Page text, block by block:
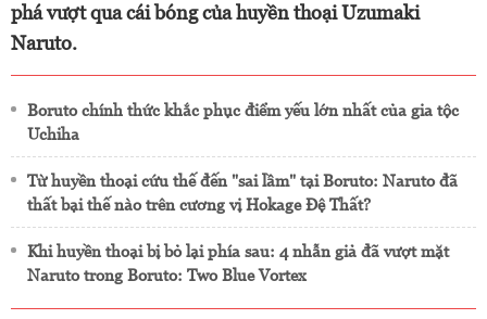
phá vượt qua cái bóng của huyền thoại Uzumaki
Naruto.
Boruto chính thức khắc phục điểm yếu lớn nhất của gia tộc
Uchiha
Từ huyền thoại cứu thế đến "sai lầm" tại Boruto: Naruto đã
thất bại thế nào trên cương vị Hokage Đệ Thất?
Khi huyền thoại bị bỏ lại phía sau: 4 nhẫn giả đã vượt mặt
Naruto trong Boruto: Two Blue Vortex